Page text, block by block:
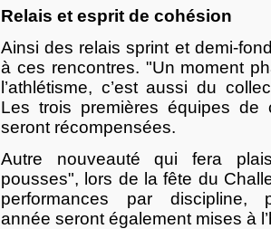
Relais et esprit de cohésion
Ainsi des relais sprint et demi-
à ces rencontres. "Un moment
l’athlétisme, c’est aussi du
Les trois premières équipes de
seront récompensées.
Autre nouveauté qui fera
pousses", lors de la fête du
performances par
année seront également mises à